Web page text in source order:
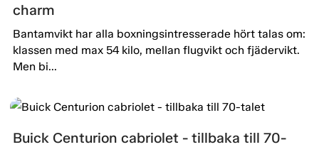
charm
Bantamvikt har alla boxningsintresserade hört talas om:
klassen med max 54 kilo, mellan flugvikt och fjädervikt.
Men bi...
Buick Centurion cabriolet - tillbaka till 70-